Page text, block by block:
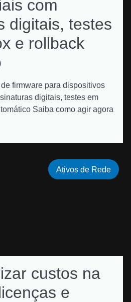
com
digitais, testes
e rollback
firmware para dispositivos
digitais, testes em
Saiba como agir agora
custos na
e
Ativos de Rede